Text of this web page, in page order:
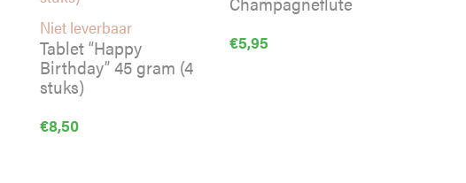
Niet leverbaar
Tablet “Happy
Birthday” 45 gram (4
stuks)
€8,50
€5,95